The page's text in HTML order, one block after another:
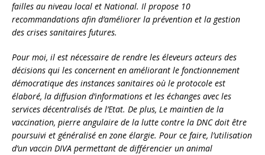
failles au niveau local et National. Il propose 10
recommandations afin d’améliorer la prévention et la gestion
des crises sanitaires futures.
Pour moi, il est nécessaire de rendre les éleveurs acteurs des
décisions qui les concernent en améliorant le fonctionnement
démocratique des instances sanitaires où le protocole est
élaboré, la diffusion d’informations et les échanges avec les
services décentralisés de l’Etat. De plus, Le maintien de la
vaccination, pierre angulaire de la lutte contre la DNC doit être
poursuivi et généralisé en zone élargie. Pour ce faire, l’utilisation
d’un vaccin DIVA permettant de différencier un animal